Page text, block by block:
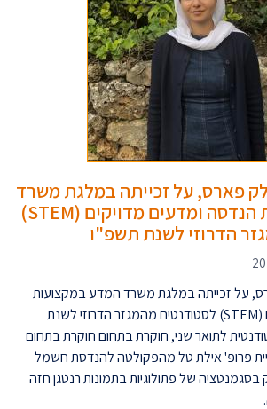
פארס, על זכייתה במלגת משרד
המדע במקצועות הנדסה ומדעים מדויקים (STEM)
הדרוזי לשנת תשפ"ו
על זכייתה במלגת משרד המדע במקצועות
הנדסה ומדעים מדויקים (STEM) לסטודנטים מהמגזר הדרוזי לשנת
לתואר שני, חוקרת בתחום חוקרת בתחום
פרופ' אילת טל מהפקולטה להנדסת חשמל
של פתולוגיות בתמונות רנטגן חזה